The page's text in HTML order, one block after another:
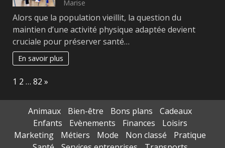
Marise
Alors que la population vieillit, la question du
maintien d’une activité physique adaptée devient
cruciale pour préserver santé…
En savoir plus
Page:
1 2 … 82 Next
»
Animaux Bien-être Bons plans
Cadeaux
Enfants
Evènements Finances
Loisirs
Marketing
Métiers Mode Non classé
Pratique